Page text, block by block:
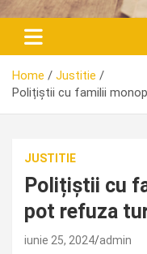
Home
Justitie
Polițiștii cu familii
JUSTITIE
Polițiștii cu
pot refuza
iunie 25, 2024 admin